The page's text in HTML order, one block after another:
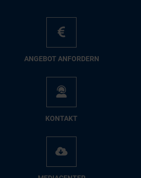
AN­GE­BOT AN­FOR­DERN
KON­TAKT